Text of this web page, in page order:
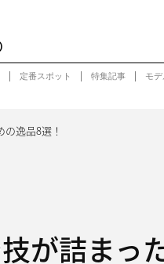
定番スポット 特集記事 モデ
逸品8選！
が詰まっ